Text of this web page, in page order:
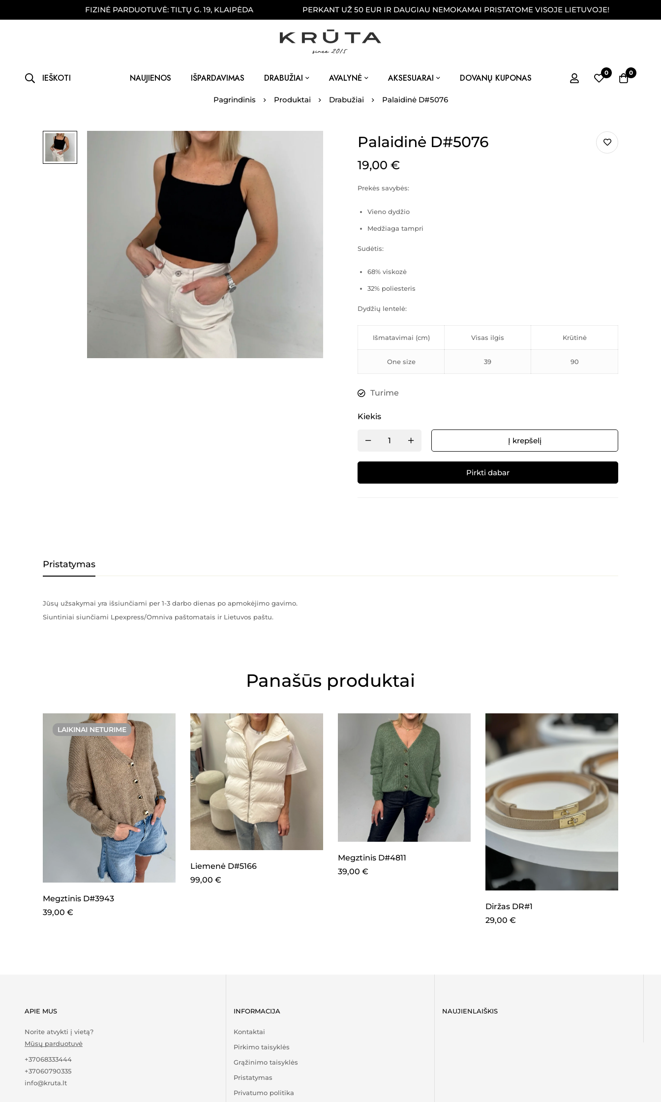
FIZINĖ PARDUOTUVĖ: TILTŲ G. 19, KLAIPĖDA PERKANT UŽ 50 EUR IR DAUGIAU NEMOKAMAI PRISTATOME VISOJE LIETUVOJE!
IEŠKOTI NAUJIENOS IŠPARDAVIMAS DRABUŽIAI AVALYNĖ AKSESUARAI DOVANŲ KUPONAS 0 0
Pagrindinis Produktai Drabužiai Palaidinė D#5076
Palaidinė D#5076
19,00 €
Prekės savybės:
Vieno dydžio
Medžiaga tampri
Sudėtis:
68% viskozė
32% poliesteris
Dydžių lentelė:
Išmatavimai (cm) Visas ilgis Krūtinė
One size 39 90
Turime
Kiekis
Į krepšelį
Pirkti dabar
Pristatymas
Jūsų užsakymai yra išsiunčiami per 1-3 darbo dienas po apmokėjimo gavimo.
Siuntiniai siunčiami Lpexpress/Omniva paštomatais ir Lietuvos paštu.
Panašūs produktai
LAIKINAI NETURIME
Megztinis D#3943
39,00 €
Liemenė D#5166
99,00 €
Megztinis D#4811
39,00 €
Diržas DR#1
29,00 €
APIE MUS
Norite atvykti į vietą?
Mūsų parduotuvė
+37068333444
+37060790335
info@kruta.lt
INFORMACIJA
Kontaktai
Pirkimo taisyklės
Grąžinimo taisyklės
Pristatymas
Privatumo politika
NAUJIENLAIŠKIS